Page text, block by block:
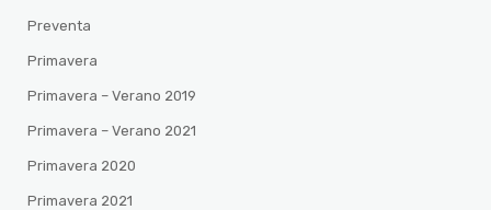
Preventa
Primavera
Primavera – Verano 2019
Primavera – Verano 2021
Primavera 2020
Primavera 2021